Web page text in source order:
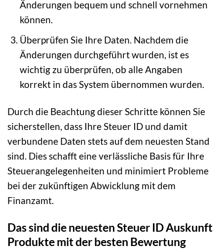
Änderungen bequem und schnell vornehmen
können.
Überprüfen Sie Ihre Daten. Nachdem die
Änderungen durchgeführt wurden, ist es
wichtig zu überprüfen, ob alle Angaben
korrekt in das System übernommen wurden.
Durch die Beachtung dieser Schritte können Sie
sicherstellen, dass Ihre Steuer ID und damit
verbundene Daten stets auf dem neuesten Stand
sind. Dies schafft eine verlässliche Basis für Ihre
Steuerangelegenheiten und minimiert Probleme
bei der zukünftigen Abwicklung mit dem
Finanzamt.
Das sind die neuesten Steuer ID Auskunft
Produkte mit der besten Bewertung